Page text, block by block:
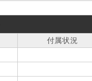
付属状況